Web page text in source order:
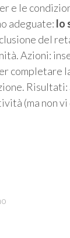
e le
adeguate: lo
del
Azioni:
completare
Risultati:
(ma non vi